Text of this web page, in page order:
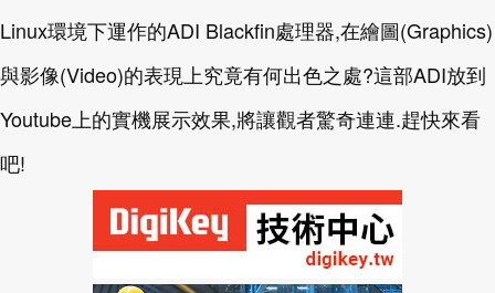
Linux環境下運作的ADI Blackfin處理器,在繪圖(Graphics)
與影像(Video)的表現上究竟有何出色之處?這部ADI放到
Youtube上的實機展示效果,將讓觀者驚奇連連.趕快來看
吧!